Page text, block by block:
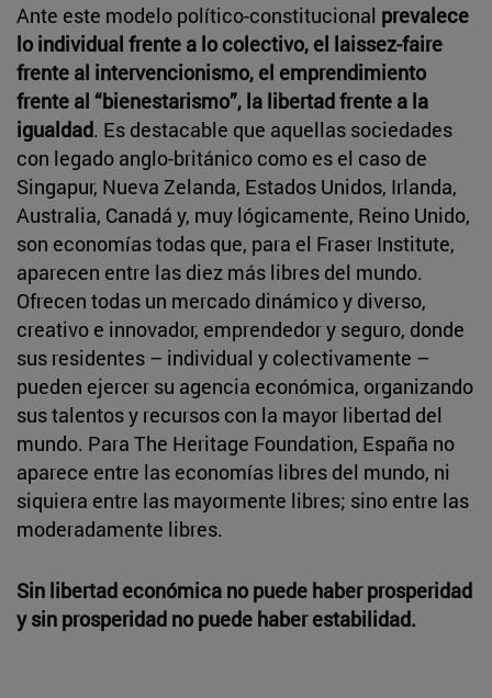
Ante este modelo político-constitucional prevalece
lo individual frente a lo colectivo, el laissez-faire
frente al intervencionismo, el emprendimiento
frente al “bienestarismo”, la libertad frente a la
igualdad. Es destacable que aquellas sociedades
con legado anglo-británico como es el caso de
Singapur, Nueva Zelanda, Estados Unidos, Irlanda,
Australia, Canadá y, muy lógicamente, Reino Unido,
son economías todas que, para el Fraser Institute,
aparecen entre las diez más libres del mundo.
Ofrecen todas un mercado dinámico y diverso,
creativo e innovador, emprendedor y seguro, donde
sus residentes – individual y colectivamente –
pueden ejercer su agencia económica, organizando
sus talentos y recursos con la mayor libertad del
mundo. Para The Heritage Foundation, España no
aparece entre las economías libres del mundo, ni
siquiera entre las mayormente libres; sino entre las
moderadamente libres.
Sin libertad económica no puede haber prosperidad
y sin prosperidad no puede haber estabilidad.